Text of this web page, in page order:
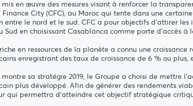
en œuvre des mesures visant à renforcer la
City (CFC), au Maroc qui tente dans une
le nord et le sud. CFC a pour objectifs d'attirer
en choisissant Casablanca comme porte d'accès à
en ressources de la planète a connu une
enregistrant des taux de croissance de 6 % ou
sa stratégie 2019, le Groupe a choisi de mettre
plus développé. Afin de générer des rendements
qui permettra d'atteindre cet objectif stratégique